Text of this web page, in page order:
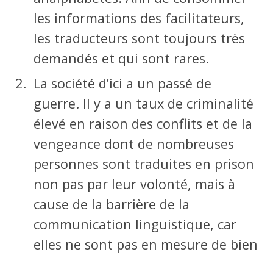
les informations des facilitateurs,
les traducteurs sont toujours très
demandés et qui sont rares.
La société d’ici a un passé de
guerre. Il y a un taux de criminalité
élevé en raison des conflits et de la
vengeance dont de nombreuses
personnes sont traduites en prison
non pas par leur volonté, mais à
cause de la barrière de la
communication linguistique, car
elles ne sont pas en mesure de bien